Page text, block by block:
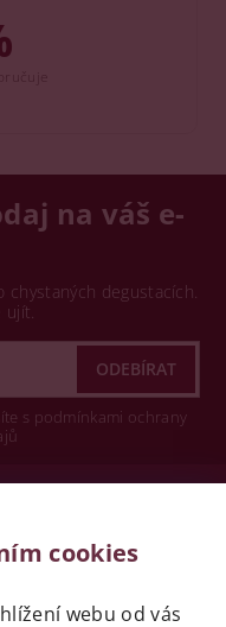
na váš e-
chystaných degustacích.
ujít.
s podmínkami ochrany
nápojů osobám
cookies
webu od vás